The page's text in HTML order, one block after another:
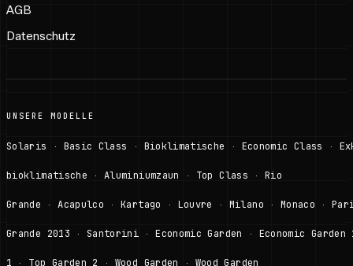
AGB
Datenschutz
UNSERE MODELLE
Solaris · Basic Class · Bioklimatische · Economic Class ·
bioklimatische · Aluminiumzaun · Top Class · Rio
Grande · Acapulco · Kartago · Louvre · Milano · Monaco ·
Grande 2013 · Santorini · Economic Garden · Economic Garden
1 · Top Garden 2 · Wood Garden · Wood Garden